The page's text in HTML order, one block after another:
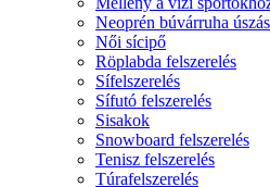
Neoprén búvárruha
Női sícipő
Röplabda felszerelés
Sífelszerelés
Sífutó felszerelés
Sisakok
Snowboard felszerelés
Tenisz felszerelés
Túrafelszerelés